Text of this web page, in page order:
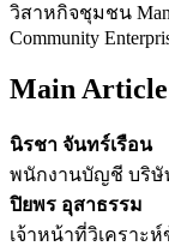
วิสาหกิจชุมชน
Community
Main
นิรชา จันทร์เรือน
พนักงานบัญชี บริษั
ปิยพร อุสาธรรม
เจ้าหน้าที่วิเคราะ